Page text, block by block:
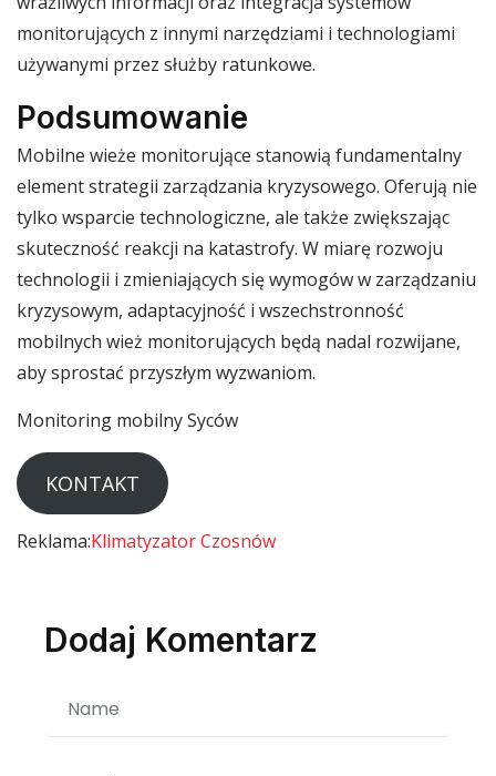
monitorujących z innymi narzędziami i technologiami
używanymi przez służby ratunkowe.
Podsumowanie
Mobilne wieże monitorujące stanowią fundamentalny
element strategii zarządzania kryzysowego. Oferują nie
tylko wsparcie technologiczne, ale także zwiększając
skuteczność reakcji na katastrofy. W miarę rozwoju
technologii i zmieniających się wymogów w zarządzaniu
kryzysowym, adaptacyjność i wszechstronność
mobilnych wież monitorujących będą nadal rozwijane,
aby sprostać przyszłym wyzwaniom.
Monitoring mobilny Syców
KONTAKT
Reklama:Klimatyzator Czosnów
Dodaj Komentarz